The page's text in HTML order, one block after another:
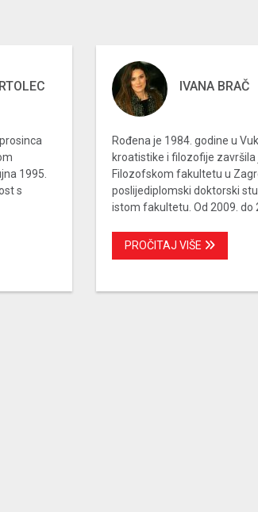
1995.
s
IVANA BRAČ
Rođena je 1984. godine u
kroatistike i filozofije završila
Filozofskom fakultetu u
poslijediplomski doktorski
istom fakultetu. Od 2009. do
PROČITAJ VIŠE